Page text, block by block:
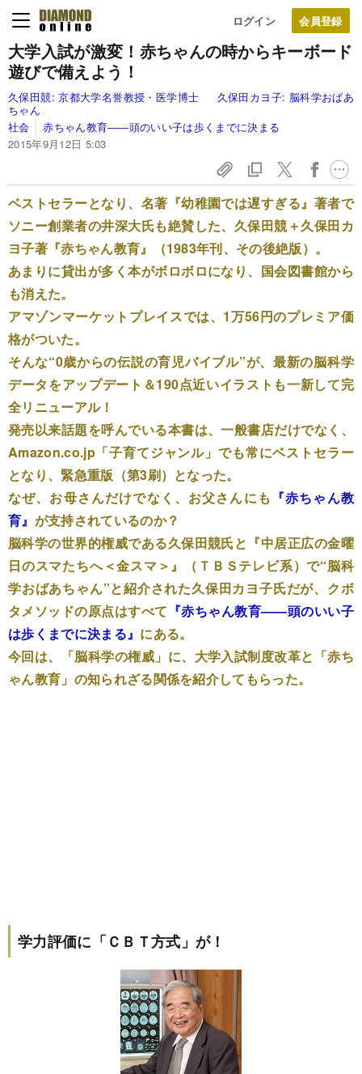
ログイン
大学入試が激変！ 赤ちゃんの時からキーボード
遊びで備えよう！
久保田競:京都大学名誉教授・医学博士 久保田カヨ子: 脳科学おばあ
ちゃん
社会
赤ちゃん教育――頭のいい子は歩くまでに決まる
2015年9月12日 5:03
ベストセラーとなり、名著『幼稚園では遅すぎる』著者で
ソニー創業者の井深大氏も絶賛した、久保田競＋久保田カ
ヨ子著『赤ちゃん教育』（1983年刊、その後絶版）。
あまりに貸出が多く本がボロボロになり、国会図書館から
も消えた。
アマゾンマーケットプレイスでは、1万56円のプレミア価
格がついた。
そんな“0歳からの伝説の育児バイブル”が、最新の脳科学
データをアップデート＆190点近いイラストも一新して完
全リニューアル！
発売以来話題を呼んでいる本書は、一般書店だけでなく、
Amazon.co.jp「子育てジャンル」でも常にベストセラー
となり、緊急重版（第3刷）となった。
なぜ、お母さんだけでなく、お父さんにも 『赤ちゃん教
育』 が支持されているのか？
脳科学の世界的権威である久保田競氏と『中居正広の金曜
日のスマたちへ＜金スマ＞』（ＴＢＳテレビ系）で“脳科
学おばあちゃん”と紹介された久保田カヨ子氏だが、クボ
タメソッドの原点はすべて 『赤ちゃん教育――頭のいい子
は歩くまでに決まる』 にある。
今回は、「脳科学の権威」に、大学入試制度改革と「赤ち
ゃん教育」の知られざる関係を紹介してもらった。
学力評価に「ＣＢＴ方式」が！